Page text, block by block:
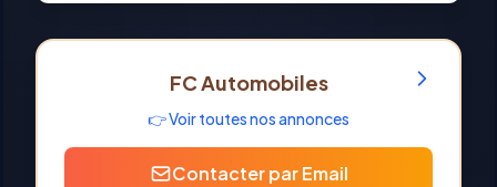
FC Automobiles
👉 Voir toutes nos annonces
Contacter par Email